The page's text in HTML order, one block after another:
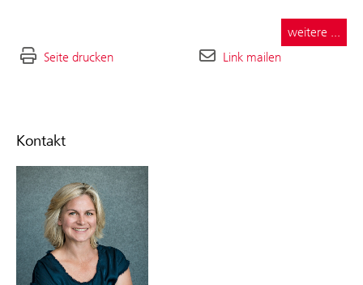
Kontakt
weitere ...
Seite drucken
Link mailen